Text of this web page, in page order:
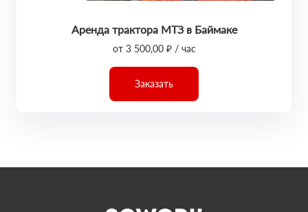
Аренда трактора МТЗ в Баймаке
от 3 500,00 ₽ / час
Заказать